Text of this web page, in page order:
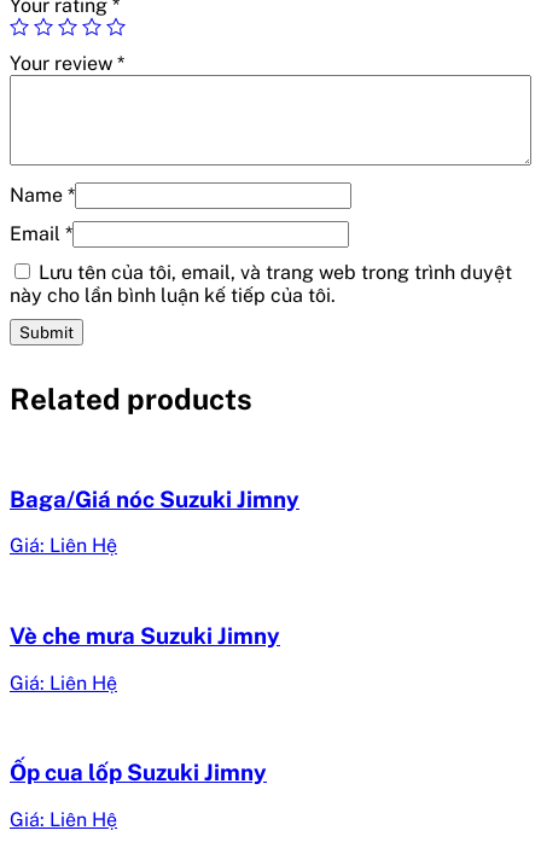
Your rating *
Your review *
Name *
Email *
Lưu tên của tôi, email, và trang web trong trình duyệt
này cho lần bình luận kế tiếp của tôi.
Related products
Baga/Giá nóc Suzuki Jimny
Giá: Liên Hệ
Vè che mưa Suzuki Jimny
Giá: Liên Hệ
Ốp cua lốp Suzuki Jimny
Giá: Liên Hệ